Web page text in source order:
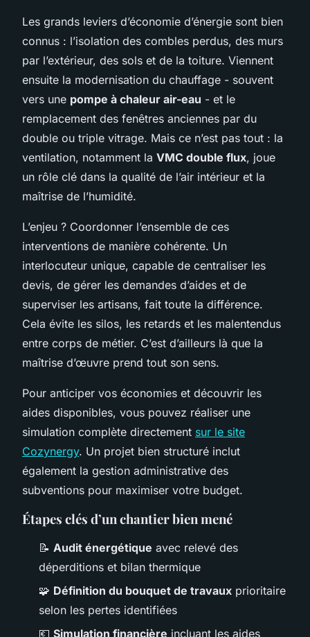
Les grands leviers d’économie d’énergie sont bien
connus : l’isolation des combles perdus, des murs
par l’extérieur, des sols et de la toiture. Viennent
ensuite la modernisation du chauffage - souvent
vers une pompe à chaleur air-eau - et le
remplacement des fenêtres anciennes par du
double ou triple vitrage. Mais ce n’est pas tout : la
ventilation, notamment la VMC double flux, joue
un rôle clé dans la qualité de l’air intérieur et la
maîtrise de l’humidité.
L’enjeu ? Coordonner l’ensemble de ces
interventions de manière cohérente. Un
interlocuteur unique, capable de centraliser les
devis, de gérer les demandes d’aides et de
superviser les artisans, fait toute la différence.
Cela évite les silos, les retards et les malentendus
entre corps de métier. C’est d’ailleurs là que la
maîtrise d’œuvre prend tout son sens.
Pour anticiper vos économies et découvrir les
aides disponibles, vous pouvez réaliser une
simulation complète directement sur le site
Cozynergy. Un projet bien structuré inclut
également la gestion administrative des
subventions pour maximiser votre budget.
Étapes clés d’un chantier bien mené
📝 Audit énergétique avec relevé des
déperditions et bilan thermique
🧩 Définition du bouquet de travaux prioritaire
selon les pertes identifiées
💶 Simulation financière incluant les aides